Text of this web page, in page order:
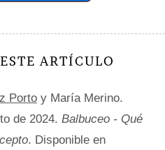
ARTÍCULO
Porto y María Merino.
de 2024. Balbuceo - Qué
. Disponible en